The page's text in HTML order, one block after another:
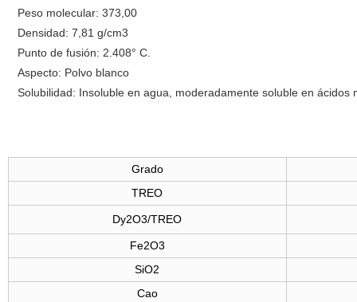
Peso molecular: 373,00
Densidad: 7,81 g/cm3
Punto de fusión: 2.408° C.
Aspecto: Polvo blanco
Solubilidad: Insoluble en agua, moderadamente soluble en ácidos
Grado
TREO
Dy2O3/TREO
Fe2O3
SiO2
Cao